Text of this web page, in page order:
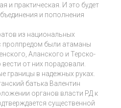
и практическая. И это будет
и пополнения
из национальных
пролпредом были атаманы
Аланского и Терско-
от них порадовали.
границы в надежных руках.
батька Валентин
органов власти РД к
существенной